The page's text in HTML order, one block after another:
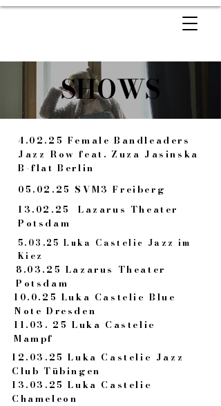
SHOWS
4.02.25 Female Bandleaders
Jazz Row feat. Zuza Jasinska
B-flat Berlin
05.02.25 SVM3 Freiberg
13.02.25 Lazarus Theater
Potsdam
5.03.25 Luka Castelic Jazz im
Kiez
8.03.25 Lazarus Theater
Potsdam
10.0.25 Luka Castelic Blue
Note Dresden
11.03. 25 Luka Castelic
Mampf
12.03.25 Luka Castelic Jazz
Club Tübingen
13.03.25 Luka Castelic
Chameleon